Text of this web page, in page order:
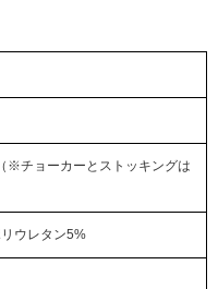
チョーカーとストッキングは
ウレタン5%